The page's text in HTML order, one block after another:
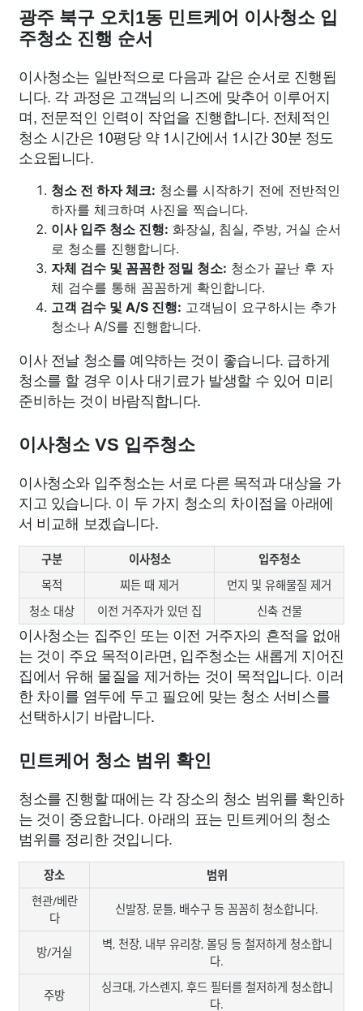
광주 북구 오치1동 민트케어 이사청소 입
주청소 진행 순서
이사청소는 일반적으로 다음과 같은 순서로 진행됩
니다. 각 과정은 고객님의 니즈에 맞추어 이루어지
며, 전문적인 인력이 작업을 진행합니다. 전체적인
청소 시간은 10평당 약 1시간에서 1시간 30분 정도
소요됩니다.
청소 전 하자 체크: 청소를 시작하기 전에 전반적인
하자를 체크하며 사진을 찍습니다.
이사 입주 청소 진행: 화장실, 침실, 주방, 거실 순서
로 청소를 진행합니다.
자체 검수 및 꼼꼼한 정밀 청소: 청소가 끝난 후 자
체 검수를 통해 꼼꼼하게 확인합니다.
고객 검수 및 A/S 진행: 고객님이 요구하시는 추가
청소나 A/S를 진행합니다.
이사 전날 청소를 예약하는 것이 좋습니다. 급하게
청소를 할 경우 이사 대기료가 발생할 수 있어 미리
준비하는 것이 바람직합니다.
이사청소 VS 입주청소
이사청소와 입주청소는 서로 다른 목적과 대상을 가
지고 있습니다. 이 두 가지 청소의 차이점을 아래에
서 비교해 보겠습니다.
구분 이사청소
입주청소
목적
찌든 때 제거
먼지 및 유해물질 제거
청소 대상
이전 거주자가 있던 집 신축 건물
이사청소는 집주인 또는 이전 거주자의 흔적을 없애
는 것이 주요 목적이라면, 입주청소는 새롭게 지어진
집에서 유해 물질을 제거하는 것이 목적입니다. 이러
한 차이를 염두에 두고 필요에 맞는 청소 서비스를
선택하시기 바랍니다.
민트케어 청소 범위 확인
청소를 진행할 때에는 각 장소의 청소 범위를 확인하
는 것이 중요합니다. 아래의 표는 민트케어의 청소
범위를 정리한 것입니다.
장소
범위
현관/베란
다
신발장, 문틀, 배수구 등 꼼꼼히 청소합니다.
방/거실
벽, 천장, 내부 유리창, 몰딩 등 철저하게 청소합니
다.
주방
싱크대, 가스렌지, 후드 필터를 철저하게 청소합니
다.